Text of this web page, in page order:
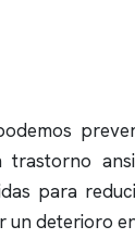
trastorno
para
un deterioro